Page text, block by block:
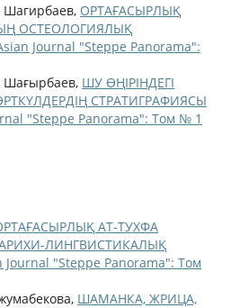
ОРТАҒАСЫРЛЫҚ
ОСТЕОЛОГИЯЛЫҚ
Journal "Steppe Panorama":
ШУ ӨҢІРІНДЕГІ
СТРАТИГРАФИЯСЫ
"Steppe Panorama": Том № 1
АТ-ТУХФА
ЛИНГВИСТИКАЛЫҚ
Journal "Steppe Panorama": Том
ШАМАНКА, ЖРИЦА,